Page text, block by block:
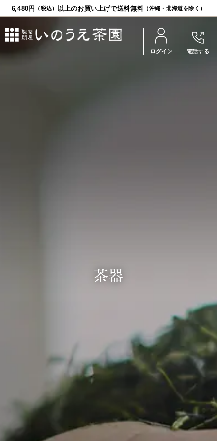
6,480円 （税込） 以上のお買い上げで送料無料（沖縄・北海道を除く）
ログイン 電話する
いのうえ便り
いのうえ茶園のお茶のヒミツ
お問い合わせ
茶器